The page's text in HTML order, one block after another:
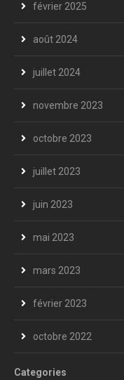
février 2025
août 2024
juillet 2024
novembre 2023
octobre 2023
juillet 2023
juin 2023
mai 2023
mars 2023
février 2023
octobre 2022
Categories